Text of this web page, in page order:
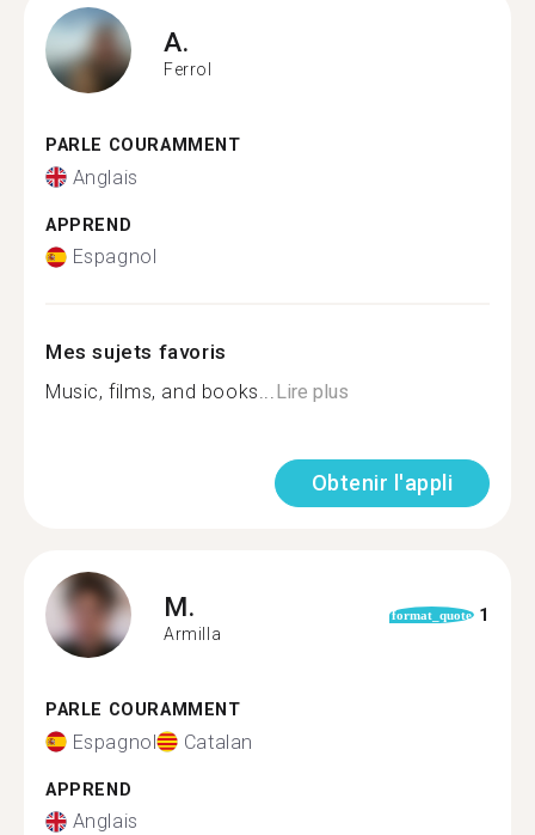
A.
Ferrol
PARLE COURAMMENT
Anglais
APPREND
Espagnol
Mes sujets favoris
Music, films, and books...Lire plus
Obtenir l'appli
M.
Armilla
format_quote 1
PARLE COURAMMENT
Espagnol Catalan
APPREND
Anglais